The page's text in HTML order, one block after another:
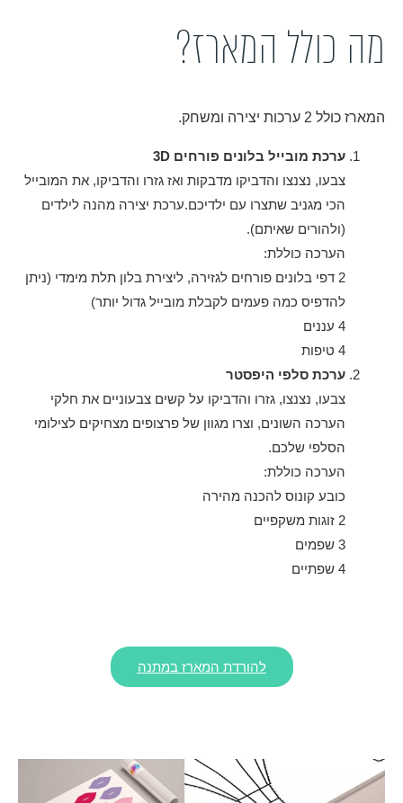
מה כולל המארז?
המארז כולל 2 ערכות יצירה ומשחק.
ערכת מובייל בלונים פורחים 3D
צבעו, נצנצו והדביקו מדבקות ואז גזרו והדביקו, את המובייל
הכי מגניב שתצרו עם ילדיכם.ערכת יצירה מהנה לילדים
(ולהורים שאיתם).
הערכה כוללת:
2 דפי בלונים פורחים לגזירה, ליצירת בלון תלת מימדי (ניתן
להדפיס כמה פעמים לקבלת מובייל גדול יותר)
4 עננים
4 טיפות
ערכת סלפי היפסטר
צבעו, נצנצו, גזרו והדביקו על קשים צבעוניים את חלקי
הערכה השונים, וצרו מגוון של פרצופים מצחיקים לצילומי
הסלפי שלכם.
הערכה כוללת:
כובע קונוס להכנה מהירה
2 זוגות משקפיים
3 שפמים
4 שפתיים
להורדת המארז במתנה